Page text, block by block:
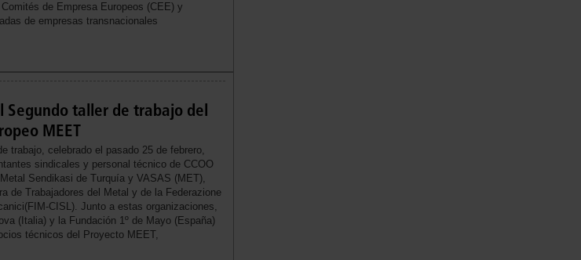
de Empresa Europeos (CEE) y
de empresas transnacionales
Segundo taller de trabajo del
MEET
trabajo, celebrado el pasado 25 de febrero,
sindicales y personal técnico de CCOO
Sendikasi de Turquía y VASAS (MET),
de Trabajadores del Metal y de la Federazione
CISL). Junto a estas organizaciones,
(Italia) y la Fundación 1º de Mayo (España)
técnicos del Proyecto MEET,